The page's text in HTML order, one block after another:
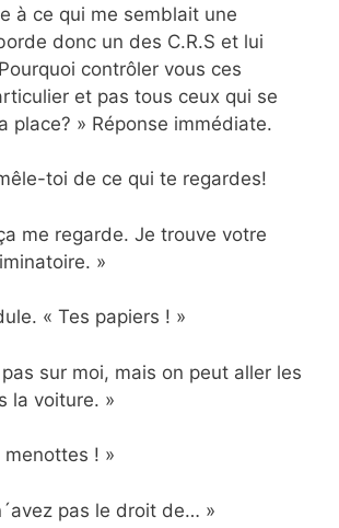
à ce qui me semblait une
donc un des C.R.S et lui
contrôler vous ces
et pas tous ceux qui se
place? » Réponse immédiate.
toi de ce qui te regardes!
me regarde. Je trouve votre
»
« Tes papiers ! »
sur moi, mais on peut aller les
la voiture. »
! »
pas le droit de… »